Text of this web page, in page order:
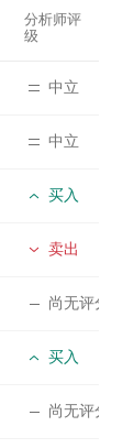
分析师评
级
中立
中立
买入
卖出
尚无评分
买入
尚无评分